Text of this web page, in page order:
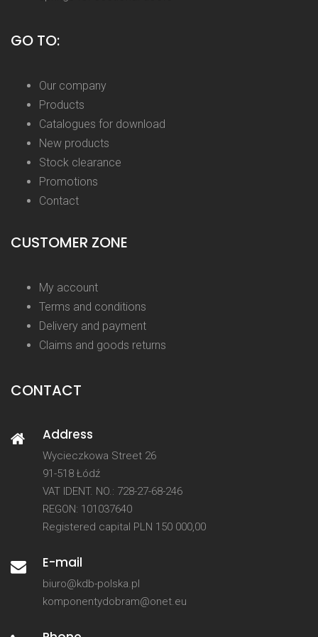
GO TO:
Our company
Products
Catalogues for download
New products
Stock clearance
Promotions
Contact
CUSTOMER ZONE
My account
Terms and conditions
Delivery and payment
Claims and goods returns
CONTACT
Address
Wycieczkowa Street 26
91-518 Łódź
VAT IDENT. NO.: 728-27-68-246
REGON: 101037640
Registered capital PLN 150 000,00
E-mail
biuro@kdb-polska.pl
komponentydobram@onet.eu